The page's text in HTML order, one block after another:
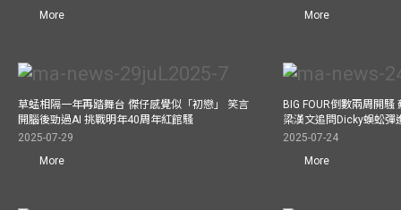
More
More
草蜢相隔一年再踏舞台 傑仔感覺似「初戀」 笑言
開腦後勁過AI 挑戰明年40周年紅館騷
2025-07-29
More
BIG FOUR倒數兩周開
梁漢文追問Dicky蜈蚣彈
2025-07-24
More